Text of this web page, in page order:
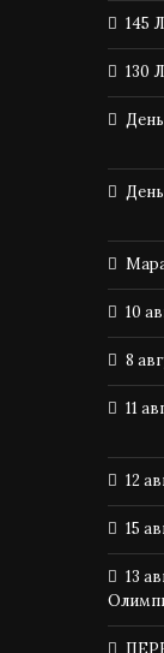
145
130
10
8
11
12
15
13